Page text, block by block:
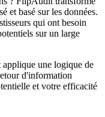
et basé sur les données.
qui ont besoin
sur un large
une logique de
d'information
et votre efficacité